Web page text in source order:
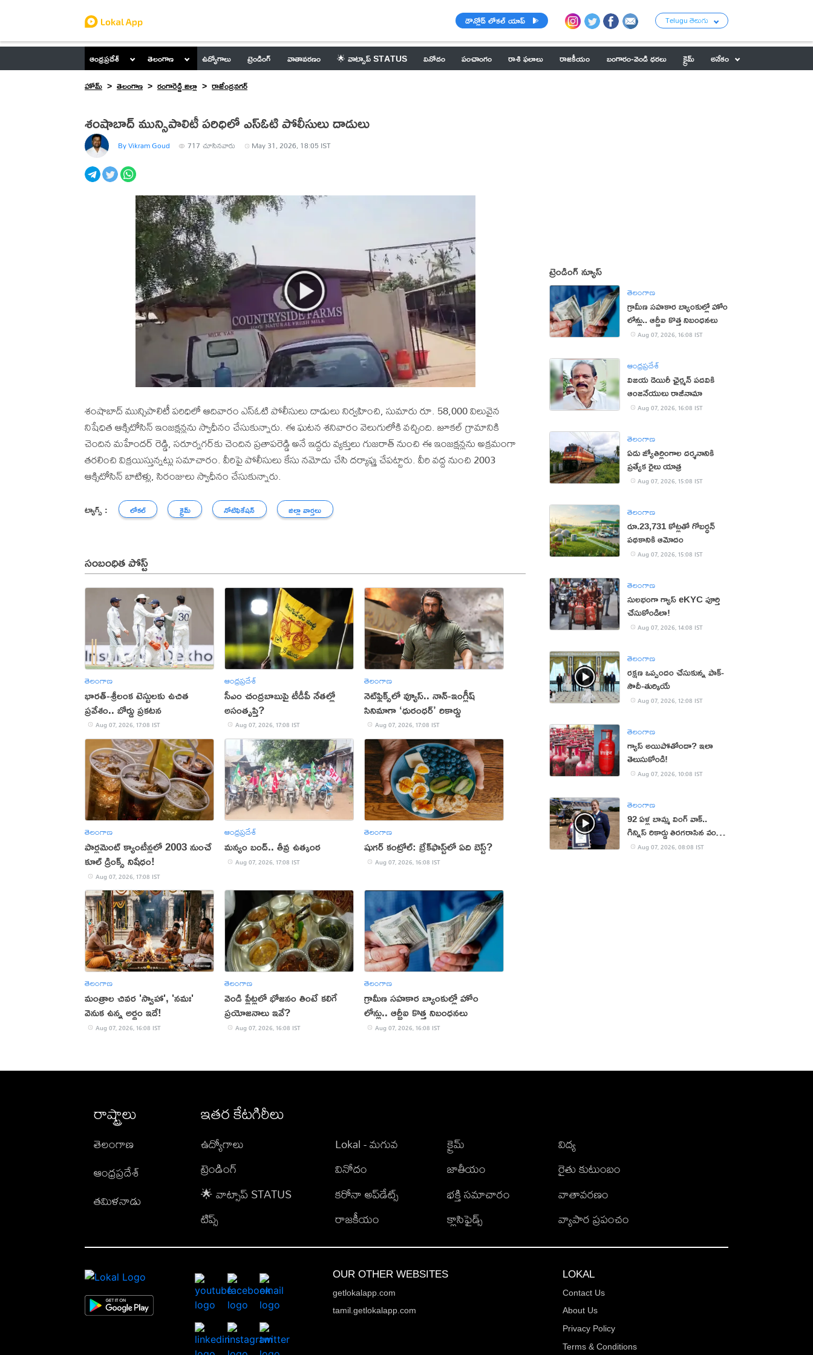
డౌన్లోడ్ లోకల్ యాప్ Telugu తెలుగు
ఆంధ్రప్రదేశ్ తెలంగాణ ఉద్యోగాలు ట్రెండింగ్ వాతావరణం 🌟 వాట్సాప్ STATUS వినోదం పంచాంగం రాశి ఫలాలు రాజకీయం బంగారం-వెండి ధరలు క్రైమ్
అనేకం
హోమ్
తెలంగాణ రంగారెడ్డి జిల్లా రాజేంద్రనగర్
శంషాబాద్ మున్సిపాలిటీ పరిధిలో ఎస్ఓటి పోలీసులు దాడులు
By Vikram Goud 717 చూసినవారు May 31, 2026, 18:05 IST
శంషాబాద్ మున్సిపాలిటీ పరిధిలో ఆదివారం ఎస్ఓటి పోలీసులు దాడులు నిర్వహించి, సుమారు రూ. 58,000 విలువైన
నిషేధిత ఆక్సిటోసిన్ ఇంజక్షన్లను స్వాధీనం చేసుకున్నారు. ఈ ఘటన శనివారం వెలుగులోకి వచ్చింది. జూకల్ గ్రామానికి
చెందిన మహేందర్ రెడ్డి, సరూర్నగర్‌కు చెందిన ప్రతాపరెడ్డి అనే ఇద్దరు వ్యక్తులు గుజరాత్ నుంచి ఈ ఇంజక్షన్లను అక్రమంగా
తరలించి విక్రయిస్తున్నట్లు సమాచారం. వీరిపై పోలీసులు కేసు నమోదు చేసి దర్యాప్తు చేపట్టారు. వీరి వద్ద నుంచి 2003
ఆక్సిటోసిన్ బాటిళ్లు, సిరంజులు స్వాధీనం చేసుకున్నారు.
ట్యాగ్స్ : లోకల్ క్రైమ్ నోటిఫికేషన్ జిల్లా వార్తలు
సంబంధిత పోస్ట్
తెలంగాణ
భారత్-శ్రీలంక టెస్టులకు ఉచిత
ప్రవేశం.. బోర్డు ప్రకటన
Aug 07, 2026, 17:08 IST
ఆంధ్రప్రదేశ్
సీఎం చంద్రబాబుపై టీడీపీ నేతల్లో
అసంతృప్తి?
Aug 07, 2026, 17:08 IST
తెలంగాణ
నెట్‌ఫ్లిక్స్‌లో వ్యూస్.. నాన్-ఇంగ్లీష్
సినిమాగా ‘ధురంధర్’ రికార్డు
Aug 07, 2026, 17:08 IST
తెలంగాణ
పార్లమెంట్ క్యాంటీన్లలో 2003 నుంచే
కూల్ డ్రింక్స్ నిషేధం!
Aug 07, 2026, 17:08 IST
ఆంధ్రప్రదేశ్
మన్యం బంద్.. తీవ్ర ఉత్కంఠ
Aug 07, 2026, 17:08 IST
తెలంగాణ
షుగర్ కంట్రోల్: బ్రేక్‌ఫాస్ట్‌లో ఏది బెస్ట్?
Aug 07, 2026, 16:08 IST
తెలంగాణ
మంత్రాల చివర 'స్వాహా', 'నమః'
వెనుక ఉన్న అర్థం ఇదే!
Aug 07, 2026, 16:08 IST
తెలంగాణ
వెండి ప్లేట్లలో భోజనం తింటే కలిగే
ప్రయోజనాలు ఇవే?
Aug 07, 2026, 16:08 IST
తెలంగాణ
గ్రామీణ సహకార బ్యాంకుల్లో హోం
లోన్లు.. ఆర్బీఐ కొత్త నిబంధనలు
Aug 07, 2026, 16:08 IST
ట్రెండింగ్ న్యూస్
తెలంగాణ
గ్రామీణ సహకార బ్యాంకుల్లో హోం
లోన్లు.. ఆర్బీఐ కొత్త నిబంధనలు
Aug 07, 2026, 16:08 IST
ఆంధ్రప్రదేశ్
విజయ డెయిరీ ఛైర్మన్ పదవికి
ఆంజనేయులు రాజీనామా
Aug 07, 2026, 16:08 IST
తెలంగాణ
ఏడు జ్యోతిర్లింగాల దర్శనానికి
ప్రత్యేక రైలు యాత్ర
Aug 07, 2026, 15:08 IST
తెలంగాణ
రూ.23,731 కోట్లతో గోబర్ధన్
పథకానికి ఆమోదం
Aug 07, 2026, 15:08 IST
తెలంగాణ
సులభంగా గ్యాస్ eKYC పూర్తి
చేసుకోండిలా!
Aug 07, 2026, 14:08 IST
తెలంగాణ
రక్షణ ఒప్పందం చేసుకున్న పాక్‌-
సౌదీ-తుర్కియే
Aug 07, 2026, 12:08 IST
తెలంగాణ
గ్యాస్ అయిపోతోందా? ఇలా
తెలుసుకోండి!
Aug 07, 2026, 10:08 IST
తెలంగాణ
92 ఏళ్ల బామ్మ వింగ్ వాక్..
గిన్నిస్ రికార్డు తిరగరాసిన వండర్
ఉమెన్Aug 07, 2026, 08:08 IST
రాష్ట్రాలు
తెలంగాణ
ఆంధ్రప్రదేశ్
తమిళనాడు
ఇతర కేటగిరీలు
ఉద్యోగాలు
ట్రెండింగ్
🌟 వాట్సాప్ STATUS
టిప్స్
Lokal - మగువ
వినోదం
కరోనా అప్‌డేట్స్
రాజకీయం
క్రైమ్
జాతీయం
భక్తి సమాచారం
క్లాసిఫైడ్స్
విద్య
రైతు కుటుంబం
వాతావరణం
వ్యాపార ప్రపంచం
OUR OTHER WEBSITES
getlokalapp.com
tamil.getlokalapp.com
LOKAL
Contact Us
About Us
Privacy Policy
Terms & Conditions